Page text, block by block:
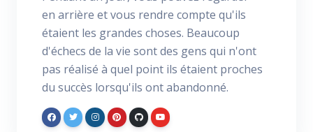
en arrière et vous rendre compte qu'ils
étaient les grandes choses. Beaucoup
d'échecs de la vie sont des gens qui n'ont
pas réalisé à quel point ils étaient proches
du succès lorsqu'ils ont abandonné.